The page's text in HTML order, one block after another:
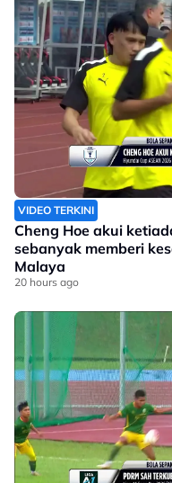
VIDEO TERKINI
Cheng Hoe akui
sebanyak memberi
Malaya
20 hours ago